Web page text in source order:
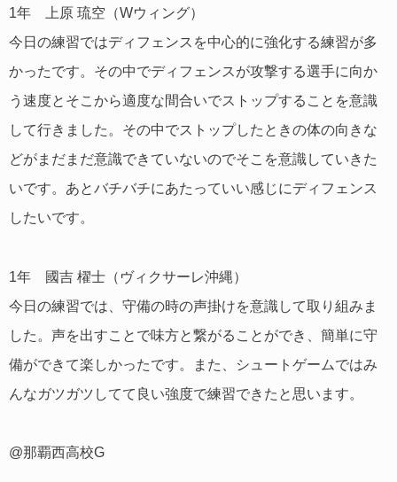
1年 上原 琉空（Wウィング）
今日の練習ではディフェンスを中心的に強化する練習が多
かったです。その中でディフェンスが攻撃する選手に向か
う速度とそこから適度な間合いでストップすることを意識
して行きました。その中でストップしたときの体の向きな
どがまだまだ意識できていないのでそこを意識していきた
いです。あとバチバチにあたっていい感じにディフェンス
したいです。
1年 國吉 櫂士（ヴィクサーレ沖縄）
今日の練習では、守備の時の声掛けを意識して取り組みま
した。声を出すことで味方と繋がることができ、簡単に守
備ができて楽しかったです。また、シュートゲームではみ
んなガツガツしてて良い強度で練習できたと思います。
@那覇西高校G